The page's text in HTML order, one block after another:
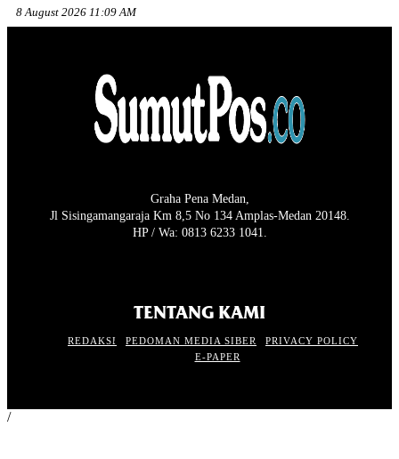
8 August 2026 11:09 AM
Graha Pena Medan,
Jl Sisingamangaraja Km 8,5 No 134 Amplas-Medan 20148.
HP / Wa: 0813 6233 1041.
TENTANG KAMI
REDAKSI PEDOMAN MEDIA SIBER
PRIVACY POLICY
E-PAPER
/